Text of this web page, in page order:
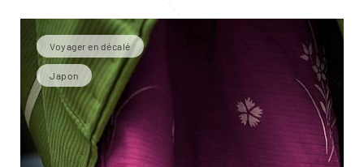
Voyager en décalé
Japon